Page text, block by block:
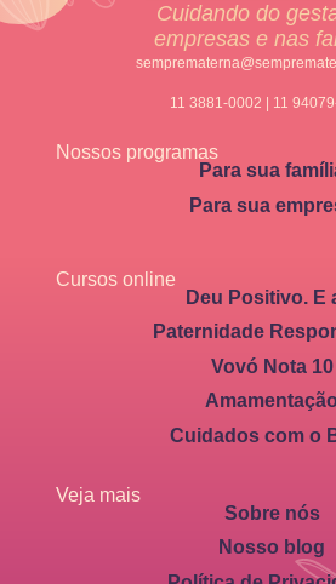
Cuidando do
empresas e nas
11 3881-0002 | 11
Nossos programas
Para sua
Para sua
Cursos online
Deu Positivo. E
Paternidade
Vovó Nota 10
Cuidados com o
Veja mais
Sobre nós
Nosso blog